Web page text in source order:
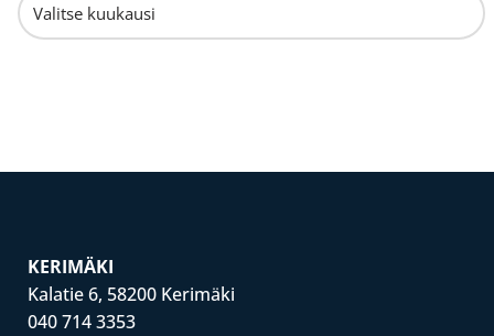
KERIMÄKI
Kalatie 6, 58200 Kerimäki
040 714 3353